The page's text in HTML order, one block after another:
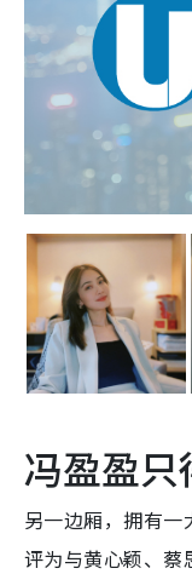
冯盈盈只
另一边厢，拥有
评为与黄心颖、